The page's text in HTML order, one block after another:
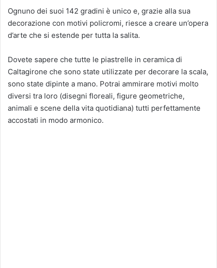
Ognuno dei suoi 142 gradini è unico e, grazie alla sua
decorazione con motivi policromi, riesce a creare un’opera
d’arte che si estende per tutta la salita.
Dovete sapere che tutte le piastrelle in ceramica di
Caltagirone che sono state utilizzate per decorare la scala,
sono state dipinte a mano. Potrai ammirare motivi molto
diversi tra loro (disegni floreali, figure geometriche,
animali e scene della vita quotidiana) tutti perfettamente
accostati in modo armonico.